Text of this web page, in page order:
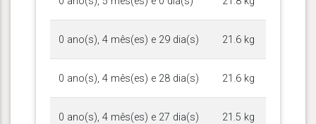
0 ano(s), 4 mês(es) e 29 dia(s) 21.6 kg
0 ano(s), 4 mês(es) e 28 dia(s) 21.6 kg
0 ano(s), 4 mês(es) e 27 dia(s) 21.5 kg